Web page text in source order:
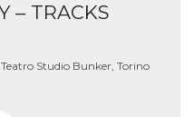
– TRACKS
Teatro Studio Bunker, Torino